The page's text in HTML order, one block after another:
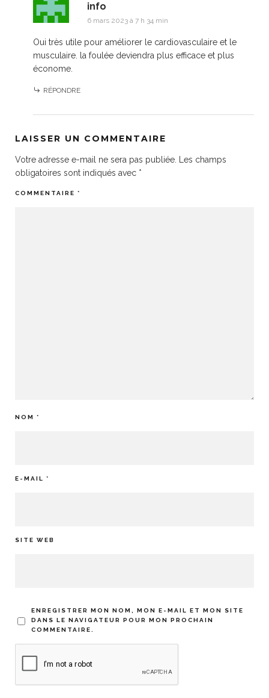
info
6 mars 2023 à 7 h 34 min
Oui très utile pour améliorer le cardiovasculaire et le
musculaire. la foulée deviendra plus efficace et plus
économe.
RÉPONDRE
LAISSER UN COMMENTAIRE
Votre adresse e-mail ne sera pas publiée.
Les champs
obligatoires sont indiqués avec *
COMMENTAIRE *
NOM *
E-MAIL *
SITE WEB
ENREGISTRER MON NOM, MON E-MAIL ET MON SITE
DANS LE NAVIGATEUR POUR MON PROCHAIN
COMMENTAIRE.